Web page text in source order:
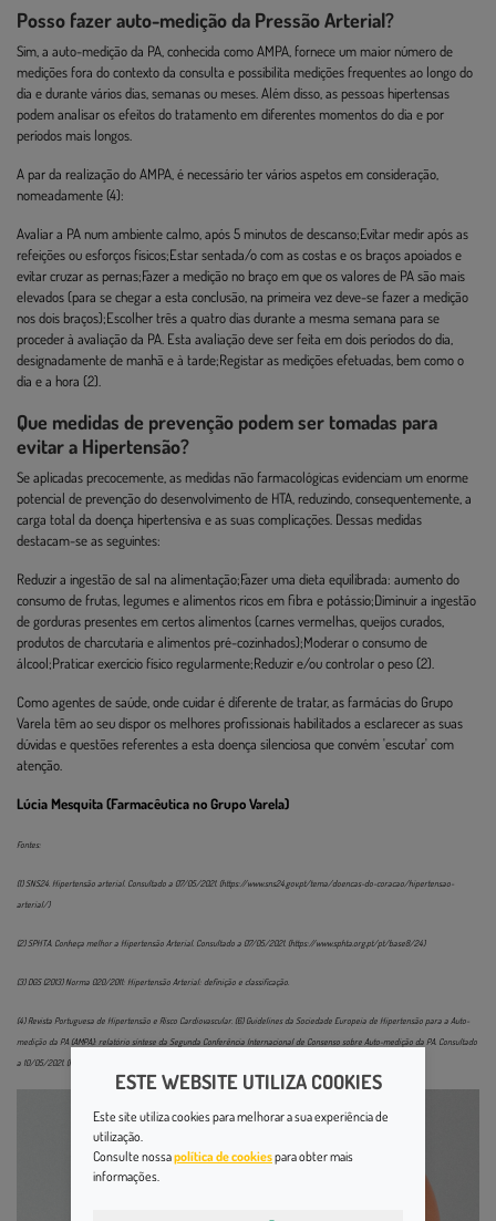
Posso fazer auto-medição da Pressão Arterial?
Sim, a auto-medição da PA, conhecida como AMPA, fornece um maior número de
medições fora do contexto da consulta e possibilita medições frequentes ao longo do
dia e durante vários dias, semanas ou meses. Além disso, as pessoas hipertensas
podem analisar os efeitos do tratamento em diferentes momentos do dia e por
períodos mais longos.
A par da realização do AMPA, é necessário ter vários aspetos em consideração,
nomeadamente (4):
Avaliar a PA num ambiente calmo, após 5 minutos de descanso;Evitar medir após as
refeições ou esforços físicos;Estar sentada/o com as costas e os braços apoiados e
evitar cruzar as pernas;Fazer a medição no braço em que os valores de PA são mais
elevados (para se chegar a esta conclusão, na primeira vez deve-se fazer a medição
nos dois braços);Escolher três a quatro dias durante a mesma semana para se
proceder à avaliação da PA. Esta avaliação deve ser feita em dois períodos do dia,
designadamente de manhã e à tarde;Registar as medições efetuadas, bem como o
dia e a hora (2).
Que medidas de prevenção podem ser tomadas para
evitar a Hipertensão?
Se aplicadas precocemente, as medidas não farmacológicas evidenciam um enorme
potencial de prevenção do desenvolvimento de HTA, reduzindo, consequentemente, a
carga total da doença hipertensiva e as suas complicações. Dessas medidas
destacam-se as seguintes:
Reduzir a ingestão de sal na alimentação;Fazer uma dieta equilibrada: aumento do
consumo de frutas, legumes e alimentos ricos em fibra e potássio;Diminuir a ingestão
de gorduras presentes em certos alimentos (carnes vermelhas, queijos curados,
produtos de charcutaria e alimentos pré-cozinhados);Moderar o consumo de
álcool;Praticar exercício físico regularmente;Reduzir e/ou controlar o peso (2).
Como agentes de saúde, onde cuidar é diferente de tratar, as farmácias do Grupo
Varela têm ao seu dispor os melhores profissionais habilitados a esclarecer as suas
dúvidas e questões referentes a esta doença silenciosa que convém 'escutar' com
atenção.
Lúcia Mesquita (Farmacêutica no Grupo Varela)
Fontes:
(1) SNS24. Hipertensão arterial. Consultado a 07/05/2021. (https://www.sns24.gov.pt/tema/doencas-do-coracao/hipertensao-
arterial/)
(2) SPHTA. Conheça melhor a Hipertensão Arterial. Consultado a 07/05/2021. (https://www.sphta.org.pt/pt/base8/24)
(3) DGS (2013) Norma 020/2011: Hipertensão Arterial: definição e classificação.
(4) Revista Portuguesa de Hipertensão e Risco Cardiovascular. (6) Guidelines da Sociedade Europeia de Hipertensão para a Auto-
medição da PA (AMPA): relatório síntese da Segunda Conferência Internacional de Consenso sobre Auto-medição da PA. Consultado
a 10/05/2021. (https://www.sphta.org.pt/files/guidelinesampa.pdf)
ESTE WEBSITE UTILIZA COOKIES
Este site utiliza cookies para melhorar a sua experiência de
utilização.
Consulte nossapolítica de cookiespara obter mais
informações.